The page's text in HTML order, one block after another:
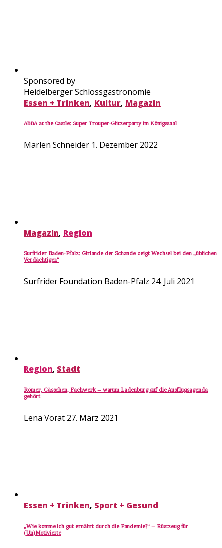
Sponsored by
Heidelberger Schlossgastronomie
Essen + Trinken, Kultur, Magazin
ABBA at the Castle: Super Trouper-Glitzerparty im Königssaal
Marlen Schneider 1. Dezember 2022
Magazin, Region
Surfrider Baden-Pfalz: Girlande der Schande zeigt Wechsel bei den „üblichen
Verdächtigen“
Surfrider Foundation Baden-Pfalz 24. Juli 2021
Region, Stadt
Römer, Gässchen, Fachwerk – warum Ladenburg auf die Ausflugsagenda
gehört
Lena Vorat 27. März 2021
Essen + Trinken, Sport + Gesund
„Wie komme ich gut ernährt durch die Pandemie?“ – Rüstzeug für
(Un)Motivierte